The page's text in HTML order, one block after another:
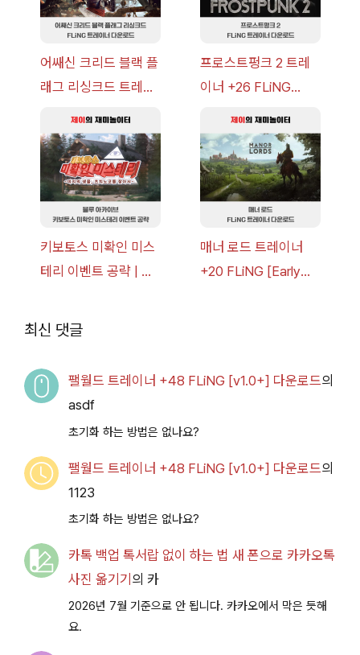
어쌔신 크리드 블랙 플
래그 리싱크드 트레이
v1.0+] 다운로드
프로스트펑크 2 트레
이너 +26 FLiNG
드
키보토스 미확인 미스
테리 이벤트 공략 | 블
매너 로드 트레이너
+20 FLiNG [Early
최신 댓글
팰월드 트레이너 +48 FLiNG [v1.0+] 다운로드의
asdf
초기화 하는 방법은 없나요?
팰월드 트레이너 +48 FLiNG [v1.0+] 다운로드의
1123
초기화 하는 방법은 없나요?
카톡 백업 톡서랍 없이 하는 법 새 폰으로 카카오톡
사진 옮기기 의 카
2026년 7월 기준으로 안 됩니다. 카카오에서 막은 듯해
요.